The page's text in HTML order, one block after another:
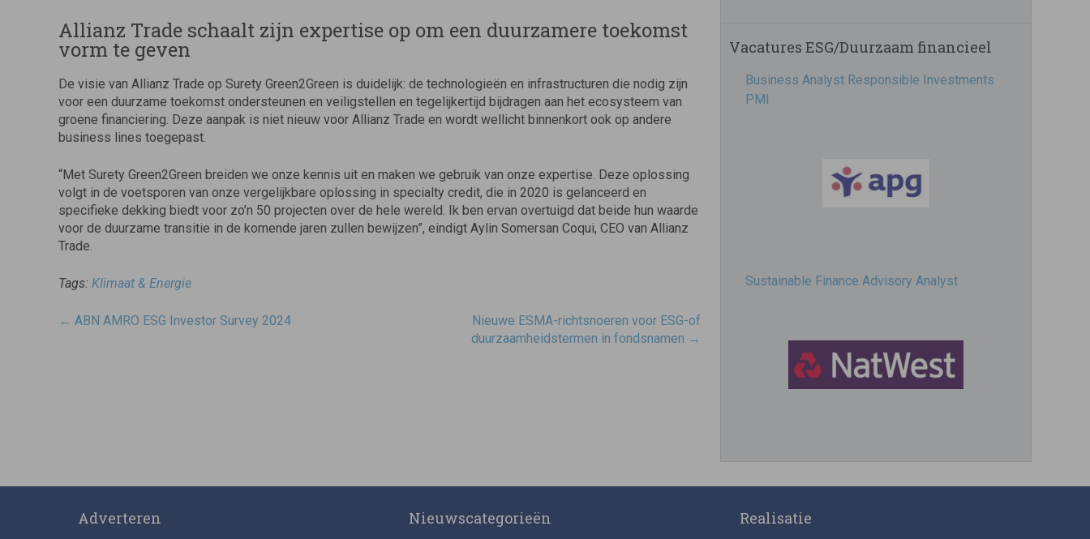
Allianz Trade schaalt zijn expertise op om een duurzamere toekomst
vorm te geven
De visie van Allianz Trade op Surety Green2Green is duidelijk: de technologieën en infrastructuren die nodig zijn
voor een duurzame toekomst ondersteunen en veiligstellen en tegelijkertijd bijdragen aan het ecosysteem van
groene financiering. Deze aanpak is niet nieuw voor Allianz Trade en wordt wellicht binnenkort ook op andere
business lines toegepast.
“Met Surety Green2Green breiden we onze kennis uit en maken we gebruik van onze expertise. Deze oplossing
volgt in de voetsporen van onze vergelijkbare oplossing in specialty credit, die in 2020 is gelanceerd en
specifieke dekking biedt voor zo’n 50 projecten over de hele wereld. Ik ben ervan overtuigd dat beide hun waarde
voor de duurzame transitie in de komende jaren zullen bewijzen”, eindigt Aylin Somersan Coqui, CEO van Allianz
Trade.
Tags: Klimaat & Energie
Post
← ABN AMRO ESG Investor Survey 2024
Nieuwe ESMA-richtsnoeren voor ESG-of
duurzaamheidstermen in fondsnamen →
Vacatures ESG/Duurzaam financieel
Business Analyst Responsible Investments
PMI
Sustainable Finance Advisory Analyst
Director, Impact Investing
Adverteren Nieuwscategorieën Realisatie